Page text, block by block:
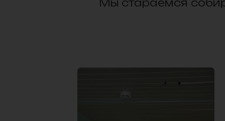
Мы стараемся